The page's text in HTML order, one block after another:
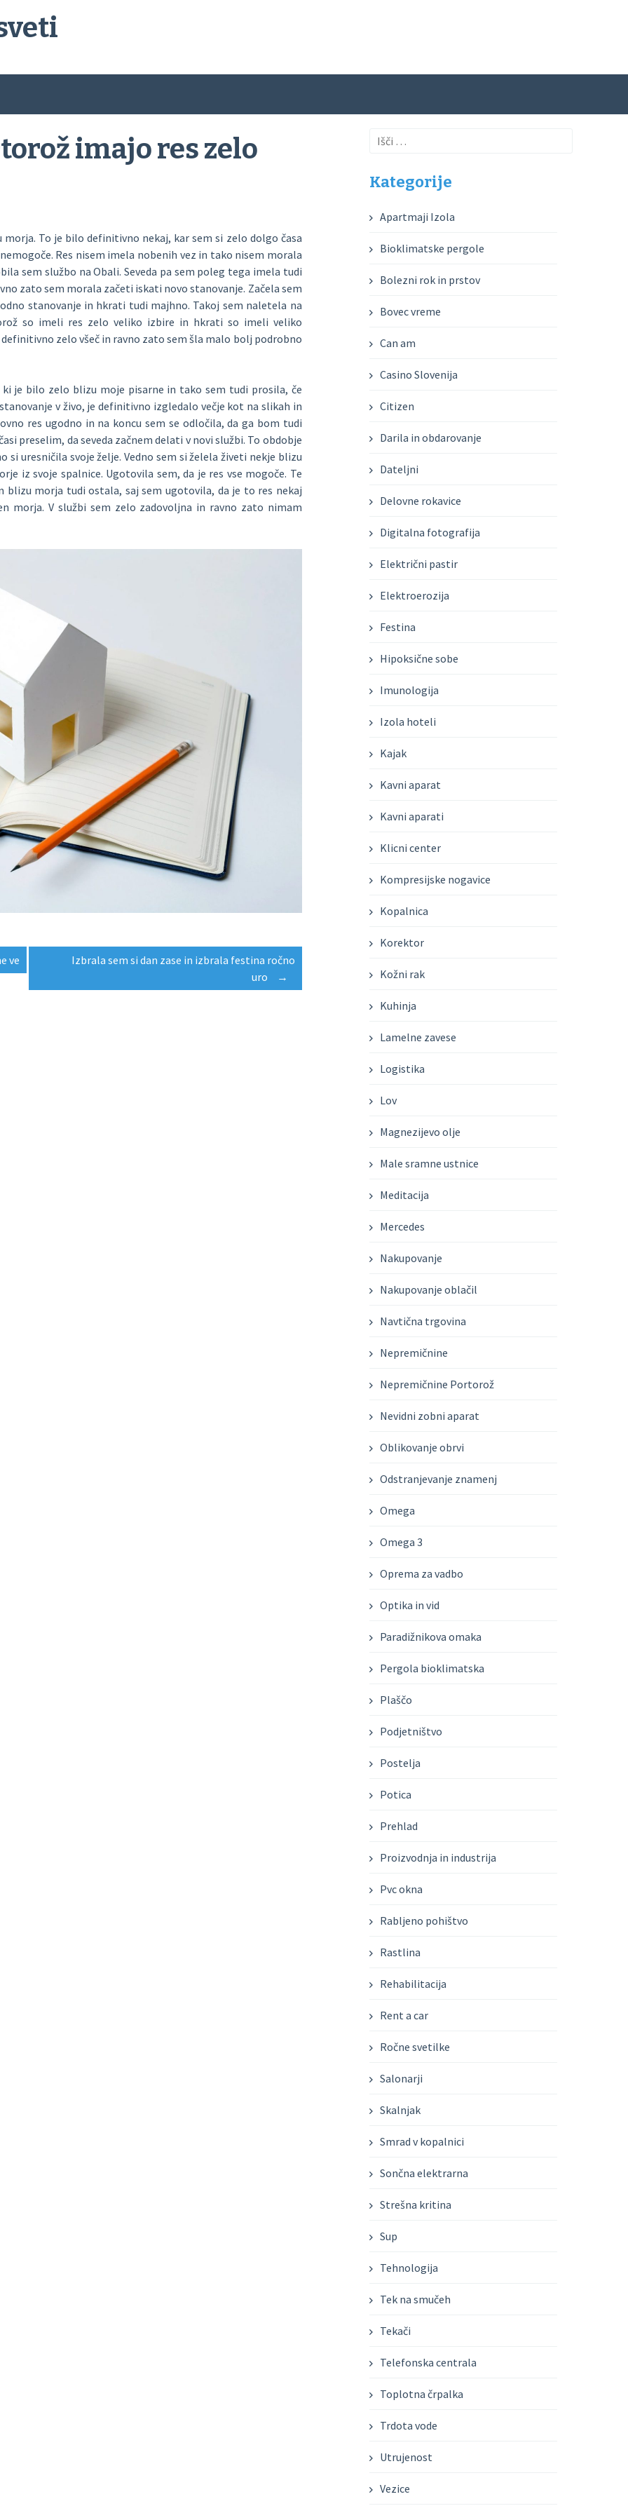
imajo res zelo
To je bilo definitivno nekaj, kar sem si zelo dolgo časa
Res nisem imela nobenih vez in tako nisem morala
sem službo na Obali. Seveda pa sem poleg tega imela tudi
zato sem morala začeti iskati novo stanovanje. Začela sem
stanovanje in hkrati tudi majhno. Takoj sem naletela na
so imeli res zelo veliko izbire in hkrati so imeli veliko
zelo všeč in ravno zato sem šla malo bolj podrobno
je bilo zelo blizu moje pisarne in tako sem tudi prosila, če
v živo, je definitivno izgledalo večje kot na slikah in
res ugodno in na koncu sem se odločila, da ga bom tudi
preselim, da seveda začnem delati v novi službi. To obdobje
si uresničila svoje želje. Vedno sem si želela živeti nekje blizu
iz svoje spalnice. Ugotovila sem, da je res vse mogoče. Te
morja tudi ostala, saj sem ugotovila, da je to res nekaj
morja. V službi sem zelo zadovoljna in ravno zato nimam
ve
Izbrala sem si dan zase in izbrala festina ročno
uro
→
Išči:
Kategorije
Apartmaji Izola
Bioklimatske pergole
Bolezni rok in prstov
Bovec vreme
Can am
Casino Slovenija
Citizen
Darila in obdarovanje
Dateljni
Delovne rokavice
Digitalna fotografija
Električni pastir
Elektroerozija
Festina
Hipoksične sobe
Imunologija
Izola hoteli
Kajak
Kavni aparat
Kavni aparati
Klicni center
Kompresijske nogavice
Kopalnica
Korektor
Kožni rak
Kuhinja
Lamelne zavese
Logistika
Lov
Magnezijevo olje
Male sramne ustnice
Meditacija
Mercedes
Nakupovanje
Nakupovanje oblačil
Navtična trgovina
Nepremičnine
Nepremičnine Portorož
Nevidni zobni aparat
Oblikovanje obrvi
Odstranjevanje znamenj
Omega
Omega 3
Oprema za vadbo
Optika in vid
Paradižnikova omaka
Pergola bioklimatska
Plaščo
Podjetništvo
Postelja
Potica
Prehlad
Proizvodnja in industrija
Pvc okna
Rabljeno pohištvo
Rastlina
Rehabilitacija
Rent a car
Ročne svetilke
Salonarji
Skalnjak
Smrad v kopalnici
Sončna elektrarna
Strešna kritina
Sup
Tehnologija
Tek na smučeh
Tekači
Telefonska centrala
Toplotna črpalka
Trdota vode
Utrujenost
Vezice